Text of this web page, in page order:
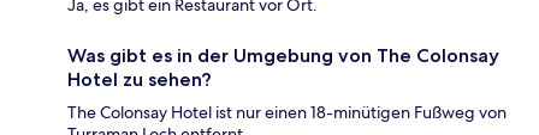
Ja, es gibt ein Restaurant vor Ort.
Was gibt es in der Umgebung von The Colonsay
Hotel zu sehen?
The Colonsay Hotel ist nur einen 18-minütigen Fußweg von